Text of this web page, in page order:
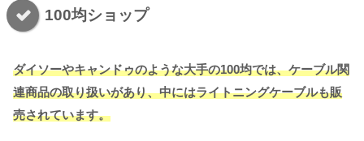
100均ショップ
ダイソーやキャンドゥのような大手の100均では、ケーブル関
連商品の取り扱いがあり、中にはライトニングケーブルも販
売されています。